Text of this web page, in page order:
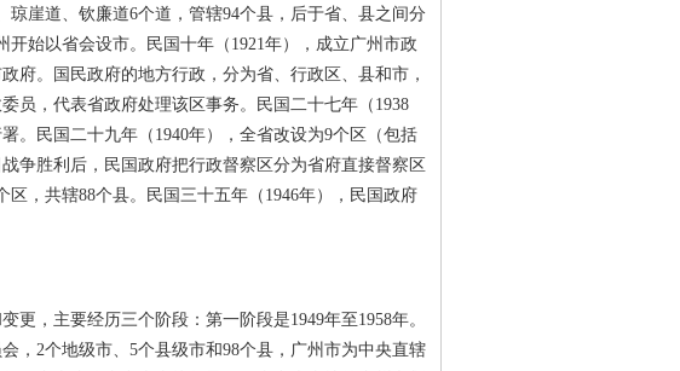
崖道、钦廉道6个道，管辖94个县，后于省、县之间分
始以省会设市。民国十年（1921年），成立广州市政
府。国民政府的地方行政，分为省、行政区、县和市，
员，代表省政府处理该区事务。民国二十七年（1938
。民国二十九年（1940年），全省改设为9个区（包括
争胜利后，民国政府把行政督察区分为省府直接督察区
，共辖88个县。民国三十五年（1946年），民国政府
，主要经历三个阶段：第一阶段是1949年至1958年。
，2个地级市、5个县级市和98个县，广州市为中央直辖